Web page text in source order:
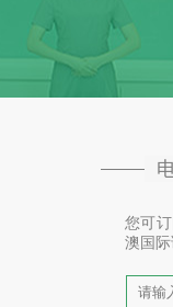
您可
澳国际